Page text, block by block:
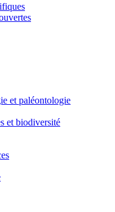
et paléontologie
et biodiversité